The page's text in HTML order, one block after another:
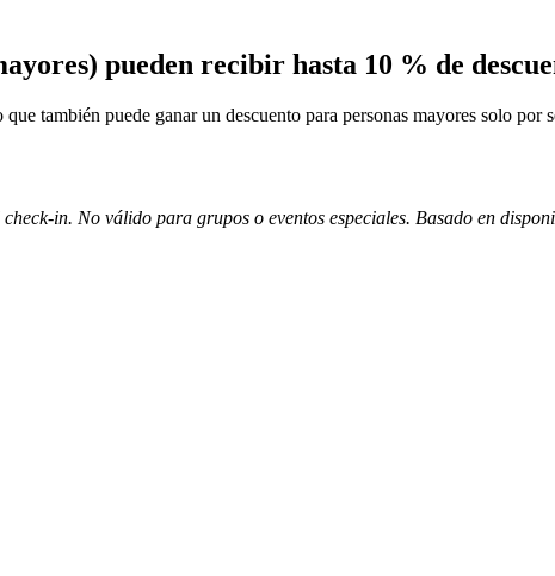
pueden recibir hasta 10 % de
también puede ganar un descuento para personas mayores solo
in. No válido para grupos o eventos especiales. Basado en